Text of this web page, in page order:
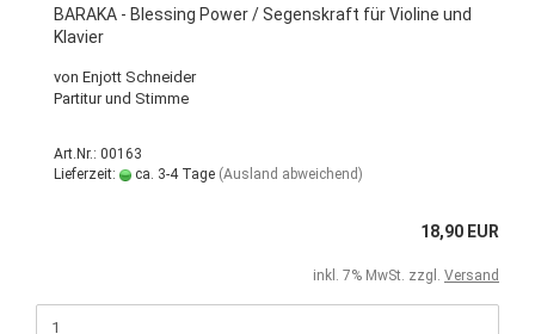
BARAKA - Blessing Power / Segenskraft für Violine und
Klavier
von Enjott Schneider
Partitur und Stimme
Art.Nr.: 00163
Lieferzeit:
ca. 3-4 Tage (Ausland abweichend)
18,90 EUR
inkl. 7% MwSt. zzgl. Versand